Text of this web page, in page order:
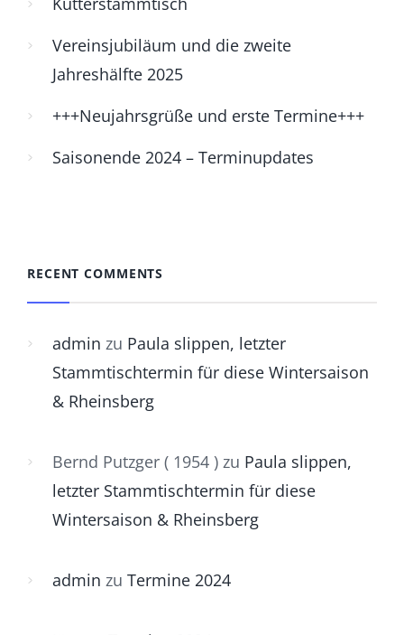
Vereinsjubiläum und die zweite
Jahreshälfte 2025
+++Neujahrsgrüße und erste Termine+++
Saisonende 2024 – Terminupdates
RECENT COMMENTS
admin zu Paula slippen, letzter
Stammtischtermin für diese Wintersaison
& Rheinsberg
Bernd Putzger ( 1954 ) zu Paula slippen,
letzter Stammtischtermin für diese
Wintersaison & Rheinsberg
admin zu Termine 2024